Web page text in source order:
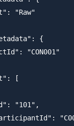
"Raw"
{
"CON001"
[
"101",